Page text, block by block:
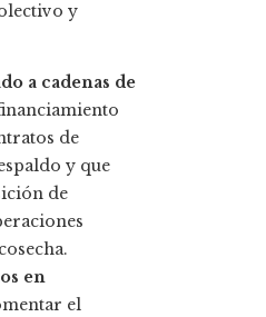
y
a cadenas de
de
y que
de
en
el